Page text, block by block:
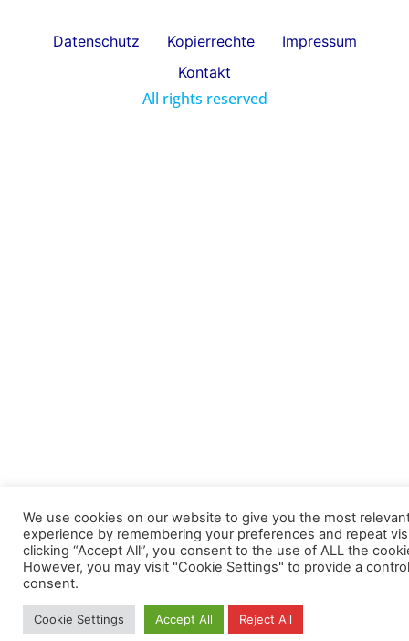
Datenschutz Kopierrechte
Impressum
Kontakt
All rights reserved
We use cookies on our website to give you the most
experience by remembering your preferences and repeat
clicking “Accept All”, you consent to the use of ALL the
However, you may visit "Cookie Settings" to provide a
consent.
Cookie Settings Accept All Reject All